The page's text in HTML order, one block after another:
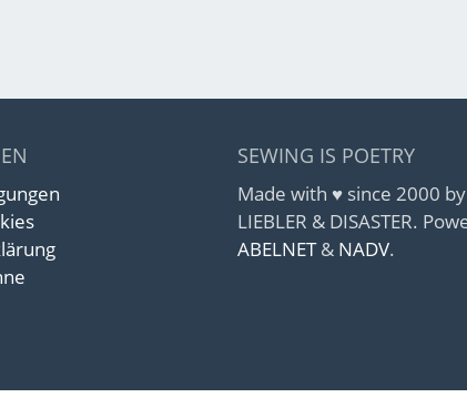
SEWING IS POETRY
Made with ♥ since 2000
LIEBLER & DISASTER.
ABELNET& NADV.